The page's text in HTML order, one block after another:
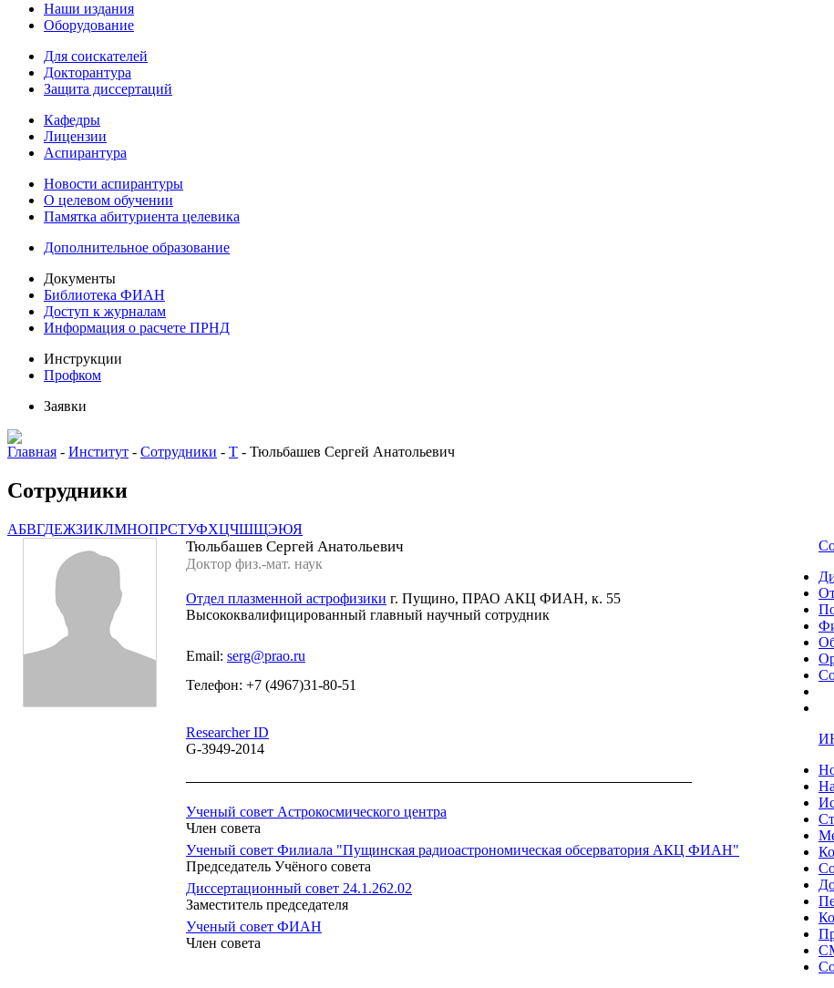
Наши издания
Оборудование
Для соискателей
Докторантура
Защита диссертаций
Кафедры
Лицензии
Аспирантура
Новости аспирантуры
О целевом обучении
Памятка абитуриента целевика
Дополнительное образование
Документы
Библиотека ФИАН
Доступ к журналам
Информация о расчете ПРНД
Инструкции
Профком
Заявки
Главная - Институт - Сотрудники - Т - Тюльбашев Сергей Анатольевич
Сотрудники
АБВГДЕЖЗИКЛМНОПРСТУФХЦЧШЩЭЮЯ
Тюльбашев Сергей Анатольевич
Доктор физ.-мат. наук
Отдел плазменной астрофизики г. Пущино, ПРАО АКЦ ФИАН, к. 55
Высококвалифицированный главный научный сотрудник
Email: serg@prao.ru
Телефон: +7 (4967)31-80-51
Researcher ID
G-3949-2014
Ученый совет Астрокосмического центра
Член совета
Ученый совет Филиала "Пущинская радиоастрономическая обсерватория АКЦ ФИАН"
Председатель Учёного совета
Диссертационный совет 24.1.262.02
Заместитель председателя
Ученый совет ФИАН
Член совета